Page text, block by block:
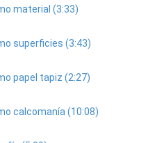
material (3:33)
superficies (3:43)
papel tapiz (2:27)
calcomanía (10:08)